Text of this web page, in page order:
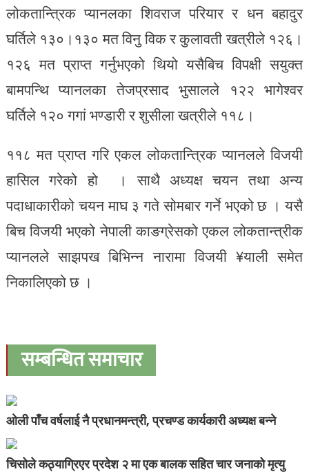
लोकतान्त्रिक प्यानलका शिवराज परियार र धन बहादुर
घर्तिले १३०।१३० मत विनु विक र कुलावती खत्रीले १२६।
१२६ मत प्राप्त गर्नुभएको थियो यसैबिच विपक्षी सयुक्त
बामपन्थि प्यानलका तेजप्रसाद भुसालले १२२ भागेश्वर
घर्तिले १२० गगां भण्डारी र शुसीला खत्रीले ११८।
११८ मत प्राप्त गरि एकल लोकतान्त्रिक प्यानलले विजयी
हासिल गरेको हो । साथै अध्यक्ष चयन तथा अन्य
पदाधाकारीको चयन माघ ३ गते सोमबार गर्ने भएको छ । यसै
बिच विजयी भएको नेपाली काङग्रेसको एकल लोकतान्त्रीक
प्यानलले साझपख बिभिन्न नारामा विजयी ¥याली समेत
निकालिएको छ ।
सम्बन्धित समाचार
ओली पाँच वर्षलाई नै प्रधानमन्त्री, प्रचण्ड कार्यकारी अध्यक्ष बन्ने
चिसोले कठ्याग्रिएर प्रदेश २ मा एक बालक सहित चार जनाको मृत्यु